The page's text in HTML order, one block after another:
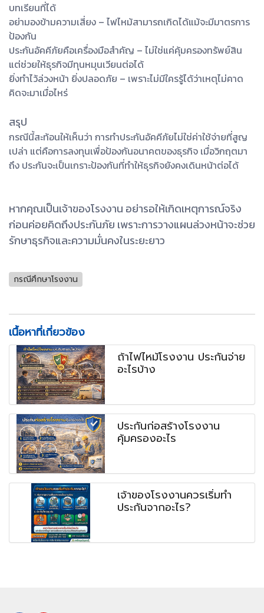
บทเรียนที่ได้
อย่ามองข้ามความเสี่ยง – ไฟไหม้สามารถเกิดได้แม้จะมีมาตรการ
ป้องกัน
ประกันอัคคีภัยคือเครื่องมือสำคัญ – ไม่ใช่แค่คุ้มครองทรัพย์สิน
แต่ช่วยให้ธุรกิจมีทุนหมุนเวียนต่อได้
ยิ่งทำไว้ล่วงหน้า ยิ่งปลอดภัย – เพราะไม่มีใครรู้ได้ว่าเหตุไม่คาด
คิดจะมาเมื่อไหร่
สรุป
กรณีนี้สะท้อนให้เห็นว่า การทำประกันอัคคีภัยไม่ใช่ค่าใช้จ่ายที่สูญ
เปล่า แต่คือการลงทุนเพื่อป้องกันอนาคตของธุรกิจ เมื่อวิกฤตมา
ถึง ประกันจะเป็นเกราะป้องกันที่ทำให้ธุรกิจยังคงเดินหน้าต่อได้
หากคุณเป็นเจ้าของโรงงาน อย่ารอให้เกิดเหตุการณ์จริง
ก่อนค่อยคิดถึงประกันภัย เพราะการวางแผนล่วงหน้าจะช่วย
รักษาธุรกิจและความมั่นคงในระยะยาว
กรณีศึกษาโรงงาน
เนื้อหาที่เกี่ยวข้อง
ถ้าไฟไหม้โรงงาน ประกันจ่าย
อะไรบ้าง
ประกันก่อสร้างโรงงาน
คุ้มครองอะไร
เจ้าของโรงงานควรเริ่มทำ
ประกันจากอะไร?